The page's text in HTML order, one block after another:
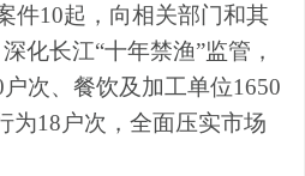
件10起，向相关部门和其
深化长江“十年禁渔”监管，
次、餐饮及加工单位1650
为18户次，全面压实市场